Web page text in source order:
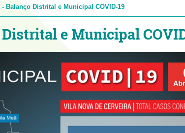
- Balanço Distrital e Municipal COVID-19
e Municipal